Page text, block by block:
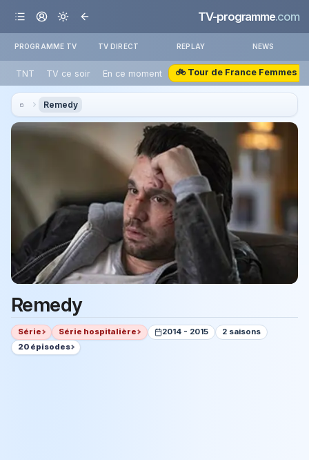
TV-programme.com
PROGRAMME TV TV DIRECT REPLAY NEWS
TNT TV ce soir En ce moment 🚲 Tour de France Femmes
Remedy
Remedy
Série Série hospitalière 2014 - 2015
2 saisons
20 épisodes